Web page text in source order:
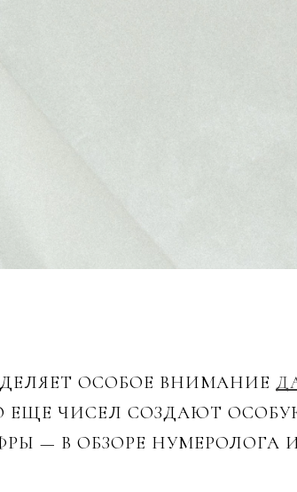
ОСОБОЕ ВНИМАНИЕ
ЕЩЕ ЧИСЕЛ СОЗДАЮТ
— В ОБЗОРЕ НУМЕРОЛОГА